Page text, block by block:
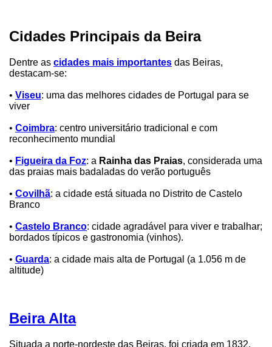
Cidades Principais da Beira
Dentre as cidades mais importantes das Beiras,
destacam-se:
• Viseu: uma das melhores cidades de Portugal para se
viver
• Coimbra: centro universitário tradicional e com
reconhecimento mundial
• Figueira da Foz: a Rainha das Praias, considerada uma
das praias mais badaladas do verão português
• Covilhã: a cidade está situada no Distrito de Castelo
Branco
• Castelo Branco: cidade agradável para viver e trabalhar;
bordados típicos e gastronomia (vinhos).
• Guarda: a cidade mais alta de Portugal (a 1.056 m de
altitude)
Beira Alta
Situada a norte-nordeste das Beiras, foi criada em 1832,